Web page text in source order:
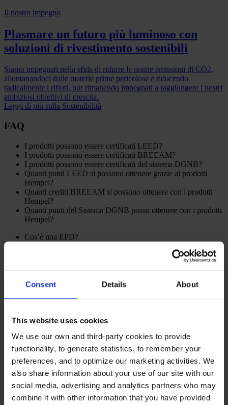
Consent Details About
This website uses cookies
We use our own and third-party cookies to provide
functionality, to generate statistics, to remember your
preferences, and to optimize our marketing activities. We
also share information about your use of our site with our
social media, advertising and analytics partners who may
combine it with other information that you have provided
Il nostro impegno
Plasmare un futuro più luminoso con
soluzioni di rivestimento sostenibili
Siamo impegnati nella sfida di ridurre le nostre emissioni di CO2,
allontanandoci dalle materie prime pericolose e riducendo
radicalmente i rifiuti, pur rimanendo impegnati a raggiungere i nostri
ambiziosi obiettivi di crescita.
Leggi di più sulla Sostenibilità
FAQ
I prodotti possono essere certificati LEED?
I prodotti possono essere certificati BREEAM?
I prodotti possono essere certificati del sistema DGNB?
Quanti punti LEED si possono ottenere grazie ai prodotti
Hempel?
Quanti crediti BREEAM si possono ottenere con i prodotti
Hempel?
Quanti punti del Sistema DGNB posso ottenere con i prodotti
Hempel?
Cos’è una EPD?
Tutti i prodotti devono soddisfare i criteri di emissione di
Si possono fornire solo prodotti a base di acqua ai progetti
BREEAM?
edilizi ecologici?
Lasciate che vi aiutiamo nel prossimo
progetto
Per saperne di più, contattate uno dei nostri esperti.
CONTATTO
Prodotti
Industrie
Sostenibilità